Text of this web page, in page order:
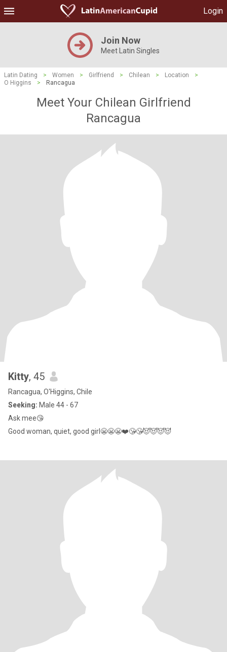
Login
Join Now
Meet Latin Singles
Latin Dating > Women > Girlfriend > Chilean > Location
>
O Higgins
> Rancagua
Meet Your Chilean Girlfriend
Rancagua
Kitty, 45
Rancagua, O'Higgins, Chile
Seeking: Male 44 - 67
Ask mee😘
Good woman, quiet, good girl😬😬😬❤️😘😘😈😈😈😈